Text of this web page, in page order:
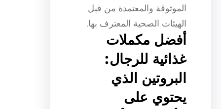
الموثوقة والمعتمدة من قبل
الهيئات الصحية المعترف بها.
أفضل مكملات
غذائية للرجال:
البروتين الذي
يحتوي على